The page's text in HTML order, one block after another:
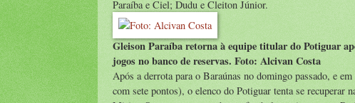
Paraíba e Ciel; Dudu e Cleiton Júnior.
Gleison Paraíba retorna à equipe titular do Potiguar
jogos no banco de reservas. Foto: Alcivan Costa
Após a derrota para o Baraúnas no domingo passado, e
com sete pontos), o elenco do Potiguar tenta se recuperar